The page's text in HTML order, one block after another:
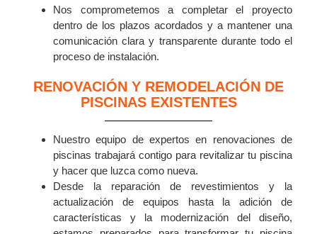
Nos comprometemos a completar el proyecto
dentro de los plazos acordados y a mantener una
comunicación clara y transparente durante todo el
proceso de instalación.
RENOVACIÓN Y REMODELACIÓN DE
PISCINAS EXISTENTES
Nuestro equipo de expertos en renovaciones de
piscinas trabajará contigo para revitalizar tu piscina
y hacer que luzca como nueva.
Desde la reparación de revestimientos y la
actualización de equipos hasta la adición de
características y la modernización del diseño,